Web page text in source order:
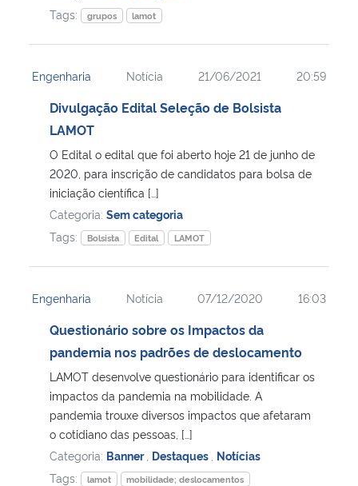
Tags:
grupos lamot
Engenharia Notícia 21/06/2021 20:59
Divulgação Edital Seleção de Bolsista
LAMOT
O Edital o edital que foi aberto hoje 21 de junho de
2020, para inscrição de candidatos para bolsa de
iniciação científica […]
Categoria: Sem categoria
Tags:
Bolsista Edital LAMOT
Engenharia Notícia 07/12/2020 16:03
Questionário sobre os Impactos da
pandemia nos padrões de deslocamento
LAMOT desenvolve questionário para identificar os
impactos da pandemia na mobilidade. A
pandemia trouxe diversos impactos que afetaram
o cotidiano das pessoas, […]
Categoria: Banner Destaques Notícias
Tags:
lamot mobilidade; deslocamentos